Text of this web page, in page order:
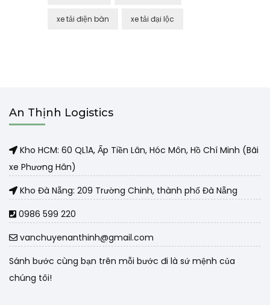
xe tải điện bàn xe tải đại lộc
An Thịnh Logistics
Kho HCM: 60 QL1A, Ấp Tiền Lân, Hóc Môn, Hồ Chí Minh (Bãi
xe Phương Hân)
Kho Đà Nẵng: 209 Trường Chinh, thành phố Đà Nẵng
0986 599 220
vanchuyenanthinh@gmail.com
Sánh bước cùng bạn trên mỗi bước đi là sứ mệnh của
chúng tôi!